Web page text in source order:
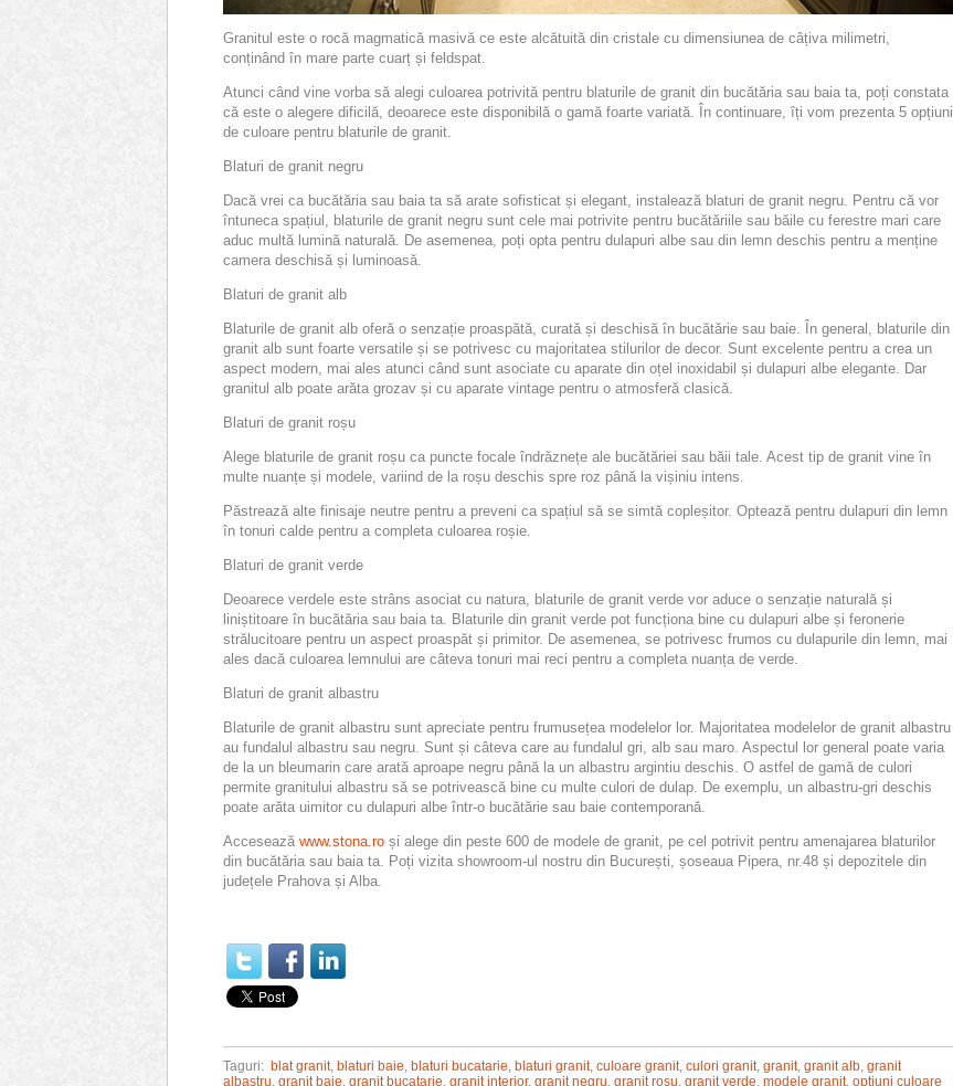
Granitul este o rocă magmatică masivă ce este alcătuită din cristale cu dimensiunea de câțiva milimetri,
conținând în mare parte cuarț și feldspat.
Atunci când vine vorba să alegi culoarea potrivită pentru blaturile de granit din bucătăria sau baia ta, poți constata
că este o alegere dificilă, deoarece este disponibilă o gamă foarte variată. În continuare, îți vom prezenta 5 opțiuni
de culoare pentru blaturile de granit.
Blaturi de granit negru
Dacă vrei ca bucătăria sau baia ta să arate sofisticat și elegant, instalează blaturi de granit negru. Pentru că vor
întuneca spațiul, blaturile de granit negru sunt cele mai potrivite pentru bucătăriile sau băile cu ferestre mari care
aduc multă lumină naturală. De asemenea, poți opta pentru dulapuri albe sau din lemn deschis pentru a menține
camera deschisă și luminoasă.
Blaturi de granit alb
Blaturile de granit alb oferă o senzație proaspătă, curată și deschisă în bucătărie sau baie. În general, blaturile din
granit alb sunt foarte versatile și se potrivesc cu majoritatea stilurilor de decor. Sunt excelente pentru a crea un
aspect modern, mai ales atunci când sunt asociate cu aparate din oțel inoxidabil și dulapuri albe elegante. Dar
granitul alb poate arăta grozav și cu aparate vintage pentru o atmosferă clasică.
Blaturi de granit roșu
Alege blaturile de granit roșu ca puncte focale îndrăznețe ale bucătăriei sau băii tale. Acest tip de granit vine în
multe nuanțe și modele, variind de la roșu deschis spre roz până la vișiniu intens.
Păstrează alte finisaje neutre pentru a preveni ca spațiul să se simtă copleșitor. Optează pentru dulapuri din lemn
în tonuri calde pentru a completa culoarea roșie.
Blaturi de granit verde
Deoarece verdele este strâns asociat cu natura, blaturile de granit verde vor aduce o senzație naturală și
liniștitoare în bucătăria sau baia ta. Blaturile din granit verde pot funcționa bine cu dulapuri albe și feronerie
strălucitoare pentru un aspect proaspăt și primitor. De asemenea, se potrivesc frumos cu dulapurile din lemn, mai
ales dacă culoarea lemnului are câteva tonuri mai reci pentru a completa nuanța de verde.
Blaturi de granit albastru
Blaturile de granit albastru sunt apreciate pentru frumusețea modelelor lor. Majoritatea modelelor de granit albastru
au fundalul albastru sau negru. Sunt și câteva care au fundalul gri, alb sau maro. Aspectul lor general poate varia
de la un bleumarin care arată aproape negru până la un albastru argintiu deschis. O astfel de gamă de culori
permite granitului albastru să se potrivească bine cu multe culori de dulap. De exemplu, un albastru-gri deschis
poate arăta uimitor cu dulapuri albe într-o bucătărie sau baie contemporană.
Accesează www.stona.ro și alege din peste 600 de modele de granit, pe cel potrivit pentru amenajarea blaturilor
din bucătăria sau baia ta. Poți vizita showroom-ul nostru din București, șoseaua Pipera, nr.48 și depozitele din
județele Prahova și Alba.
Taguri: blat granit, blaturi baie, blaturi bucatarie, blaturi granit, culoare granit, culori granit, granit, granit alb, granit
albastru, granit baie, granit bucatarie, granit interior, granit negru, granit rosu, granit verde, modele granit, optiuni culoare